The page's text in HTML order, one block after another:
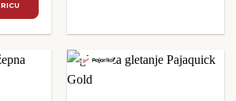
više
varijanti.
Opcije
se